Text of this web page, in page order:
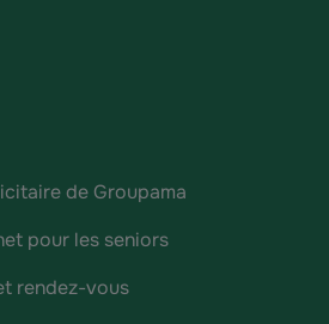
de Groupama
pour les seniors
rendez-vous